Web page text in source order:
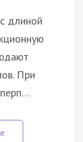
длиной
При